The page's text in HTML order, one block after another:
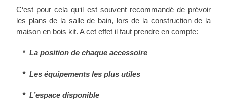
C‘est pour cela qu‘il est souvent recommandé de prévoir
les plans de la salle de bain, lors de la construction de la
maison en bois kit. A cet effet il faut prendre en compte:
* La position de chaque accessoire
* Les équipements les plus utiles
* L’espace disponible